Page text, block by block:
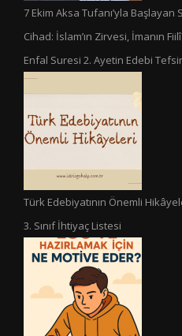
7 Ekim Aksa Tufanı’yla
Cihad: İslam’ın Zirvesi, İmanın
Enfal Suresi 2. Ayetin Edebi
Türk Edebiyatının Önemli
3. Sınıf İhtiyaç Listesi